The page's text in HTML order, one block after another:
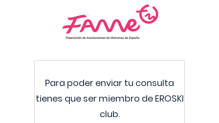
Para poder enviar tu consulta
tienes que ser miembro de EROSKI
club.